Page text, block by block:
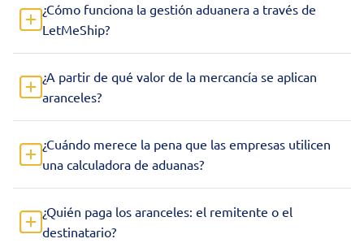
¿Cómo funciona la gestión aduanera a través de
LetMeShip?
¿A partir de qué valor de la mercancía se aplican
aranceles?
¿Cuándo merece la pena que las empresas utilicen
una calculadora de aduanas?
¿Quién paga los aranceles: el remitente o el
destinatario?